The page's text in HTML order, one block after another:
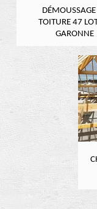
DÉMOUSSAGE
TOITURE 47
GARONNE